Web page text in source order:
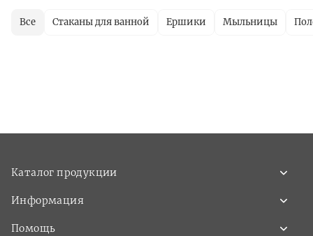
Все Стаканы для ванной Ершики Мыльницы
Каталог продукции
Информация
Помощь